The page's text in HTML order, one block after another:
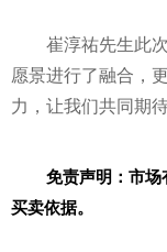
崔淳祐先生此
愿景进行了融合，
力，让我们共同期
免责声明：市
买卖依据。